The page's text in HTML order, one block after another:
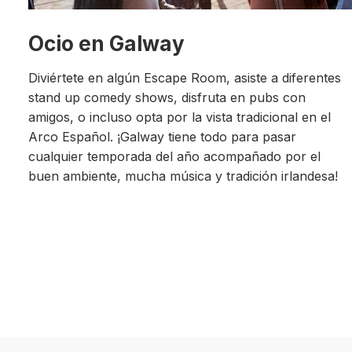
Ocio en Galway
Diviértete en algún Escape Room, asiste a diferentes
stand up comedy shows, disfruta en pubs con
amigos, o incluso opta por la vista tradicional en el
Arco Español. ¡Galway tiene todo para pasar
cualquier temporada del año acompañado por el
buen ambiente, mucha música y tradición irlandesa!